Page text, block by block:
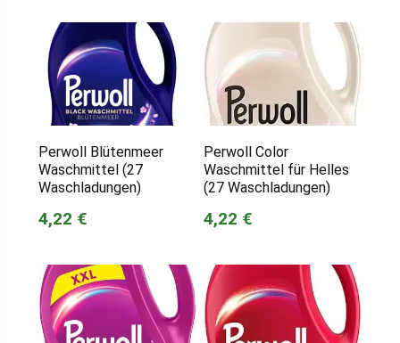
Perwoll Blütenmeer
Waschmittel (27
Waschladungen)
4,22 €
Perwoll Color
Waschmittel für Helles
(27 Waschladungen)
4,22 €